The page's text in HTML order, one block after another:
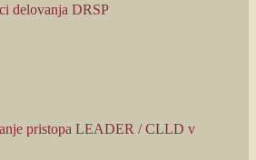
delovanja DRSP
pristopa LEADER / CLLD v